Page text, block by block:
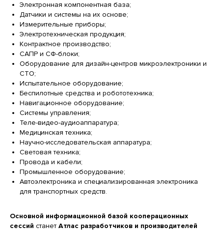
Электронная компонентная база;
Датчики и системы на их основе;
Измерительные приборы;
Электротехническая продукция;
Контрактное производство;
САПР и СФ-блоки;
Оборудование для дизайн-центров микроэлектроники и
СТО;
Испытательное оборудование;
Беспилотные средства и робототехника;
Навигационное оборудование;
Системы управления;
Теле-видео-аудиоаппаратура;
Медицинская техника;
Научно-исследовательская аппаратура;
Световая техника;
Провода и кабели;
Промышленное оборудование;
Автоэлектроника и специализированная электроника
для транспортных средств.
Основной информационной базой кооперационных
сессий станет Атлас разработчиков и производителей